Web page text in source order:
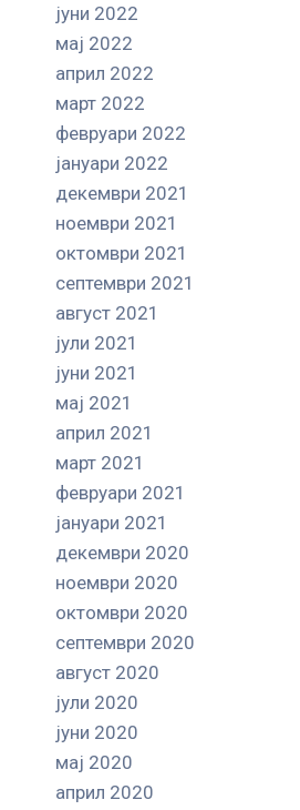
јуни 2022
мај 2022
април 2022
март 2022
февруари 2022
јануари 2022
декември 2021
ноември 2021
октомври 2021
септември 2021
август 2021
јули 2021
јуни 2021
мај 2021
април 2021
март 2021
февруари 2021
јануари 2021
декември 2020
ноември 2020
октомври 2020
септември 2020
август 2020
јули 2020
јуни 2020
мај 2020
април 2020